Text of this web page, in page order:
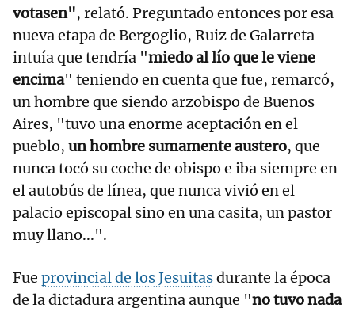
votasen", relató. Preguntado entonces por esa
nueva etapa de Bergoglio, Ruiz de Galarreta
intuía que tendría "miedo al lío que le viene
encima" teniendo en cuenta que fue, remarcó,
un hombre que siendo arzobispo de Buenos
Aires, "tuvo una enorme aceptación en el
pueblo, un hombre sumamente austero, que
nunca tocó su coche de obispo e iba siempre en
el autobús de línea, que nunca vivió en el
palacio episcopal sino en una casita, un pastor
muy llano...".
Fue provincial de los Jesuitasdurante la época
de la dictadura argentina aunque "no tuvo nada